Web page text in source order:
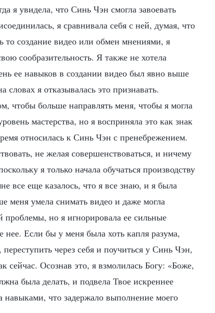
я увидела, что Синь Чэн смогла завоевать
я сравнивала себя с ней, думая, что
то создание видео или обмен мнениями, я
сообразительность. Я также не хотела
ее навыков в создании видео был явно выше
я отказывалась это признавать.
чтобы больше направлять меня, чтобы я могла
мастерства, но я восприняла это как знак
относилась к Синь Чэн с пренебрежением.
не желая совершенствоваться, и ничему
я только начала обучаться производству
все еще казалось, что я все знаю, и я была
меня умела снимать видео и даже могла
проблемы, но я игнорировала ее сильные
Если бы у меня была хоть капля разума,
через себя и поучиться у Синь Чэн,
Осознав это, я взмолилась Богу: «Боже,
была делать, и подвела Твое искреннее
навыками, что задержало выполнение моего